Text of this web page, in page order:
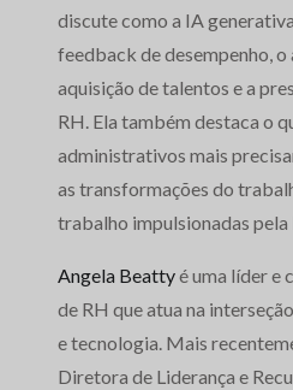
discute como a IA
feedback de desempenho, o
aquisição de talentos e a
RH. Ela também destaca o
administrativos mais
as transformações do
trabalho impulsionadas pela
Angela Beattyé uma líder e
de RH que atua na
e tecnologia. Mais
Diretora de Liderança e